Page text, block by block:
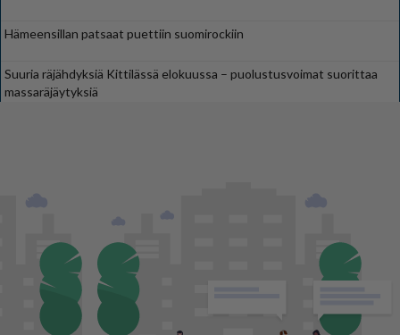
Hämeensillan patsaat puettiin suomirockiin
Suuria räjähdyksiä Kittilässä elokuussa – puolustusvoimat suorittaa
massaräjäytyksiä